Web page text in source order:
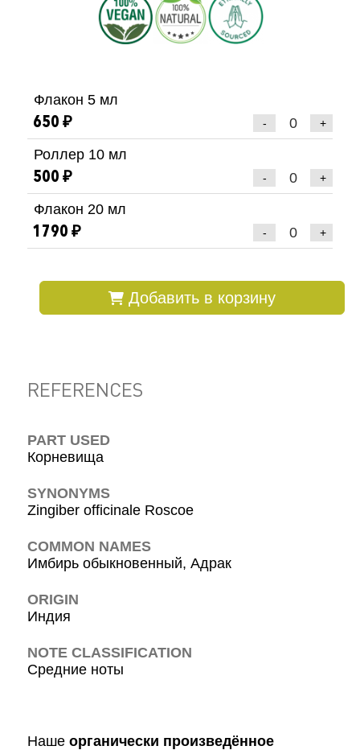
Флакон 5 мл
650 ₽
- +
Роллер 10 мл
500 ₽
- +
Флакон 20 мл
1790 ₽
- +
Добавить в корзину
REFERENCES
PART USED
Корневища
SYNONYMS
Zingiber officinale Roscoe
COMMON NAMES
Имбирь обыкновенный, Адрак
ORIGIN
Индия
NOTE CLASSIFICATION
Средние ноты
Наше органически произведённое